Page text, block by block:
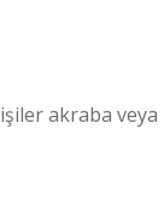
akraba veya